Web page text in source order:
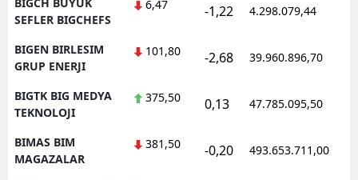
SEFLER BIGCHEFS
6,47 -1,22 4.298.079,44
BIGEN BIRLESIM
GRUP ENERJI
101,80 -2,68 39.960.896,70
BIGTK BIG MEDYA
TEKNOLOJI
375,50 0,13 47.785.095,50
BIMAS BIM
MAGAZALAR
381,50 -0,20 493.653.711,00